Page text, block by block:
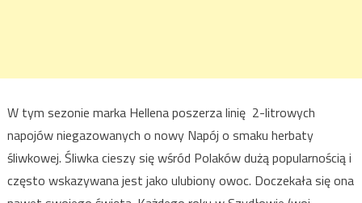
W tym sezonie marka Hellena poszerza linię 2-litrowych
napojów niegazowanych o nowy Napój o smaku herbaty
śliwkowej. Śliwka cieszy się wśród Polaków dużą popularnością i
często wskazywana jest jako ulubiony owoc. Doczekała się ona